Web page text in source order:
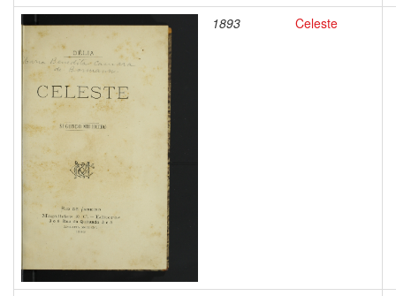
1893
Celeste